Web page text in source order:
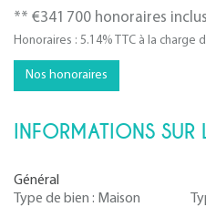
** €341 700 honoraires inclus
Honoraires : 5.14% TTC à la charge
Nos honoraires
INFORMATIONS SUR
Général
Type de bien : Maison